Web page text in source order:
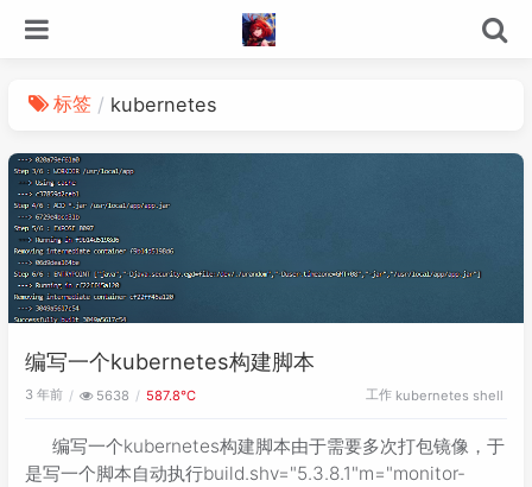
标签 kubernetes
编写一个kubernetes构建脚本
3 年前 5638 587.8℃ 工作 kubernetes shell
编写一个kubernetes构建脚本由于需要多次打包镜像，于
是写一个脚本自动执行build.shv="5.3.8.1"m="monitor-